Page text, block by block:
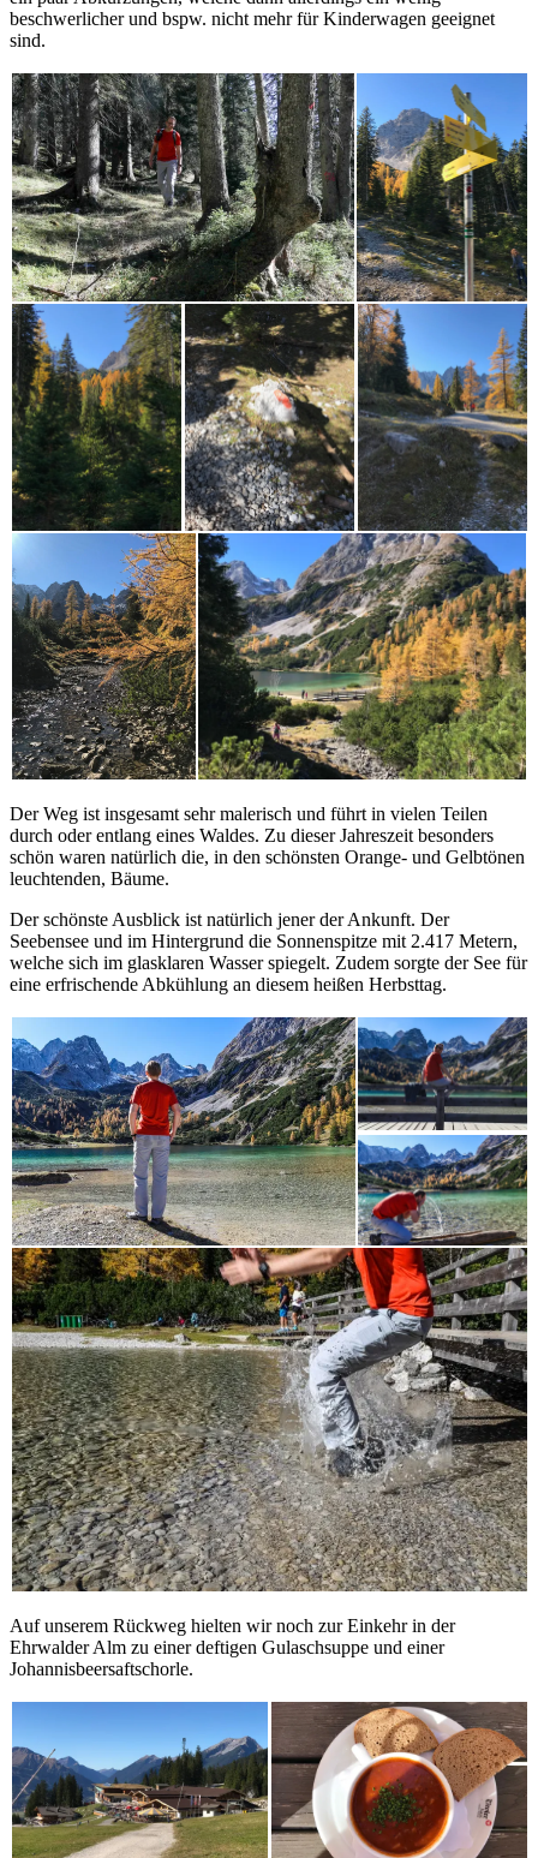
beschwerlicher und bspw. nicht mehr für Kinderwagen geeignet
sind.
Der Weg ist insgesamt sehr malerisch und führt in vielen Teilen
durch oder entlang eines Waldes. Zu dieser Jahreszeit besonders
schön waren natürlich die, in den schönsten Orange- und Gelbtönen
leuchtenden, Bäume.
Der schönste Ausblick ist natürlich jener der Ankunft. Der
Seebensee und im Hintergrund die Sonnenspitze mit 2.417 Metern,
welche sich im glasklaren Wasser spiegelt. Zudem sorgte der See für
eine erfrischende Abkühlung an diesem heißen Herbsttag.
Auf unserem Rückweg hielten wir noch zur Einkehr in der
Ehrwalder Alm zu einer deftigen Gulaschsuppe und einer
Johannisbeersaftschorle.